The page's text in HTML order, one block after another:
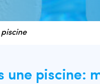
une piscine: